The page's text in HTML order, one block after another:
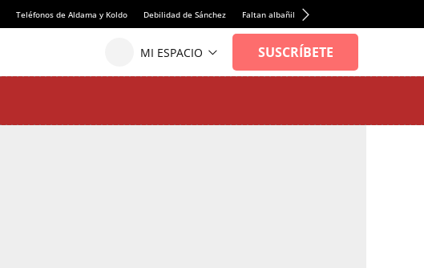
Teléfonos de Aldama y Koldo Debilidad de Sánchez Faltan albañiles